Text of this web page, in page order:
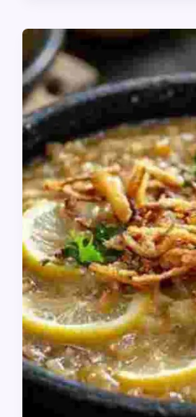
पसंद
की
जाने
वाली
5
डिशेज़